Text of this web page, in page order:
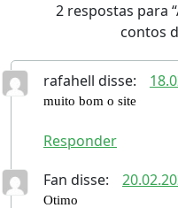
2 respostas para
contos
rafahell disse:
muito bom o site
Responder
Fan disse:
Otimo